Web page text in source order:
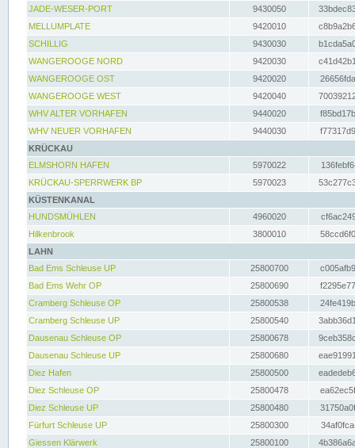
JADE-WESER-PORT
9430050
MELLUMPLATE
9420010
SCHILLIG
9430030
WANGEROOGE NORD
9420030
WANGEROOGE OST
9420020
WANGEROOGE WEST
9420040
WHV ALTER VORHAFEN
9440020
WHV NEUER VORHAFEN
9440030
KRÜCKAU
ELMSHORN HAFEN
5970022
KRÜCKAU-SPERRWERK BP
5970023
KÜSTENKANAL
HUNDSMÜHLEN
4960020
Hilkenbrook
3800010
LAHN
Bad Ems Schleuse UP
25800700
Bad Ems Wehr OP
25800690
Cramberg Schleuse OP
25800538
Cramberg Schleuse UP
25800540
Dausenau Schleuse OP
25800678
Dausenau Schleuse UP
25800680
Diez Hafen
25800500
Diez Schleuse OP
25800478
Diez Schleuse UP
25800480
Fürfurt Schleuse UP
25800300
Giessen Klärwerk
25800100